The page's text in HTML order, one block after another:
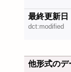
最終更新日
dct:modified
他形式のデ